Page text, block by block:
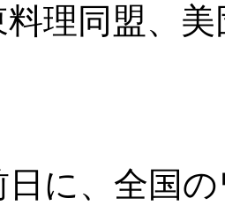
料理同盟、
日に、全国